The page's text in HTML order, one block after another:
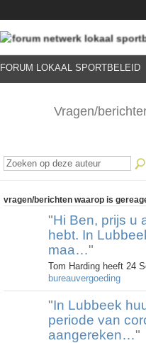
FORUM LOKAAL SPORTBELEID
Vragen/
vragen/berichten waarop is
"Hi Ben, prijs u
hebt. In
maa…"
Tom Harding heeft 24
bureauvergoeding
"In Lubbeek
periode van
aangereken…"